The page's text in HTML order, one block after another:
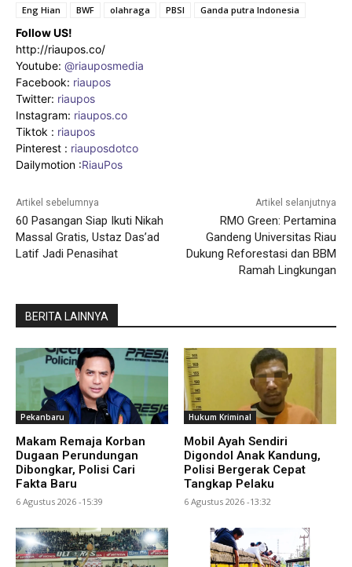
Eng Hian
BWF olahraga PBSI Ganda putra Indonesia
Follow US!
http://riaupos.co/
Youtube: @riauposmedia
Facebook: riaupos
Twitter: riaupos
Instagram: riaupos.co
Tiktok : riaupos
Pinterest : riauposdotco
Dailymotion :RiauPos
Artikel sebelumnya
60 Pasangan Siap Ikuti Nikah
Massal Gratis, Ustaz Das’ad
Latif Jadi Penasihat
Artikel selanjutnya
RMO Green: Pertamina
Gandeng Universitas Riau
Dukung Reforestasi dan BBM
Ramah Lingkungan
BERITA LAINNYA
Pekanbaru
Makam Remaja Korban
Dugaan Perundungan
Dibongkar, Polisi Cari
Fakta Baru
6 Agustus 2026 -15:39
Hukum Kriminal
Mobil Ayah Sendiri
Digondol Anak Kandung,
Polisi Bergerak Cepat
Tangkap Pelaku
6 Agustus 2026 -13:32